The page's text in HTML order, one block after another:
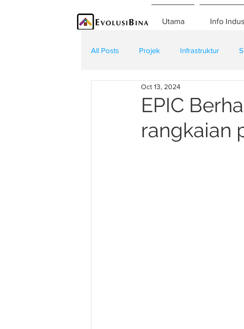
Utama Info
All Posts Projek Infrastruktur
Teknologi Kontraktor
EPIC
rangkaian
Oct 13, 2024